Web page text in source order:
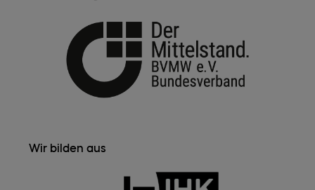
Wir bilden aus